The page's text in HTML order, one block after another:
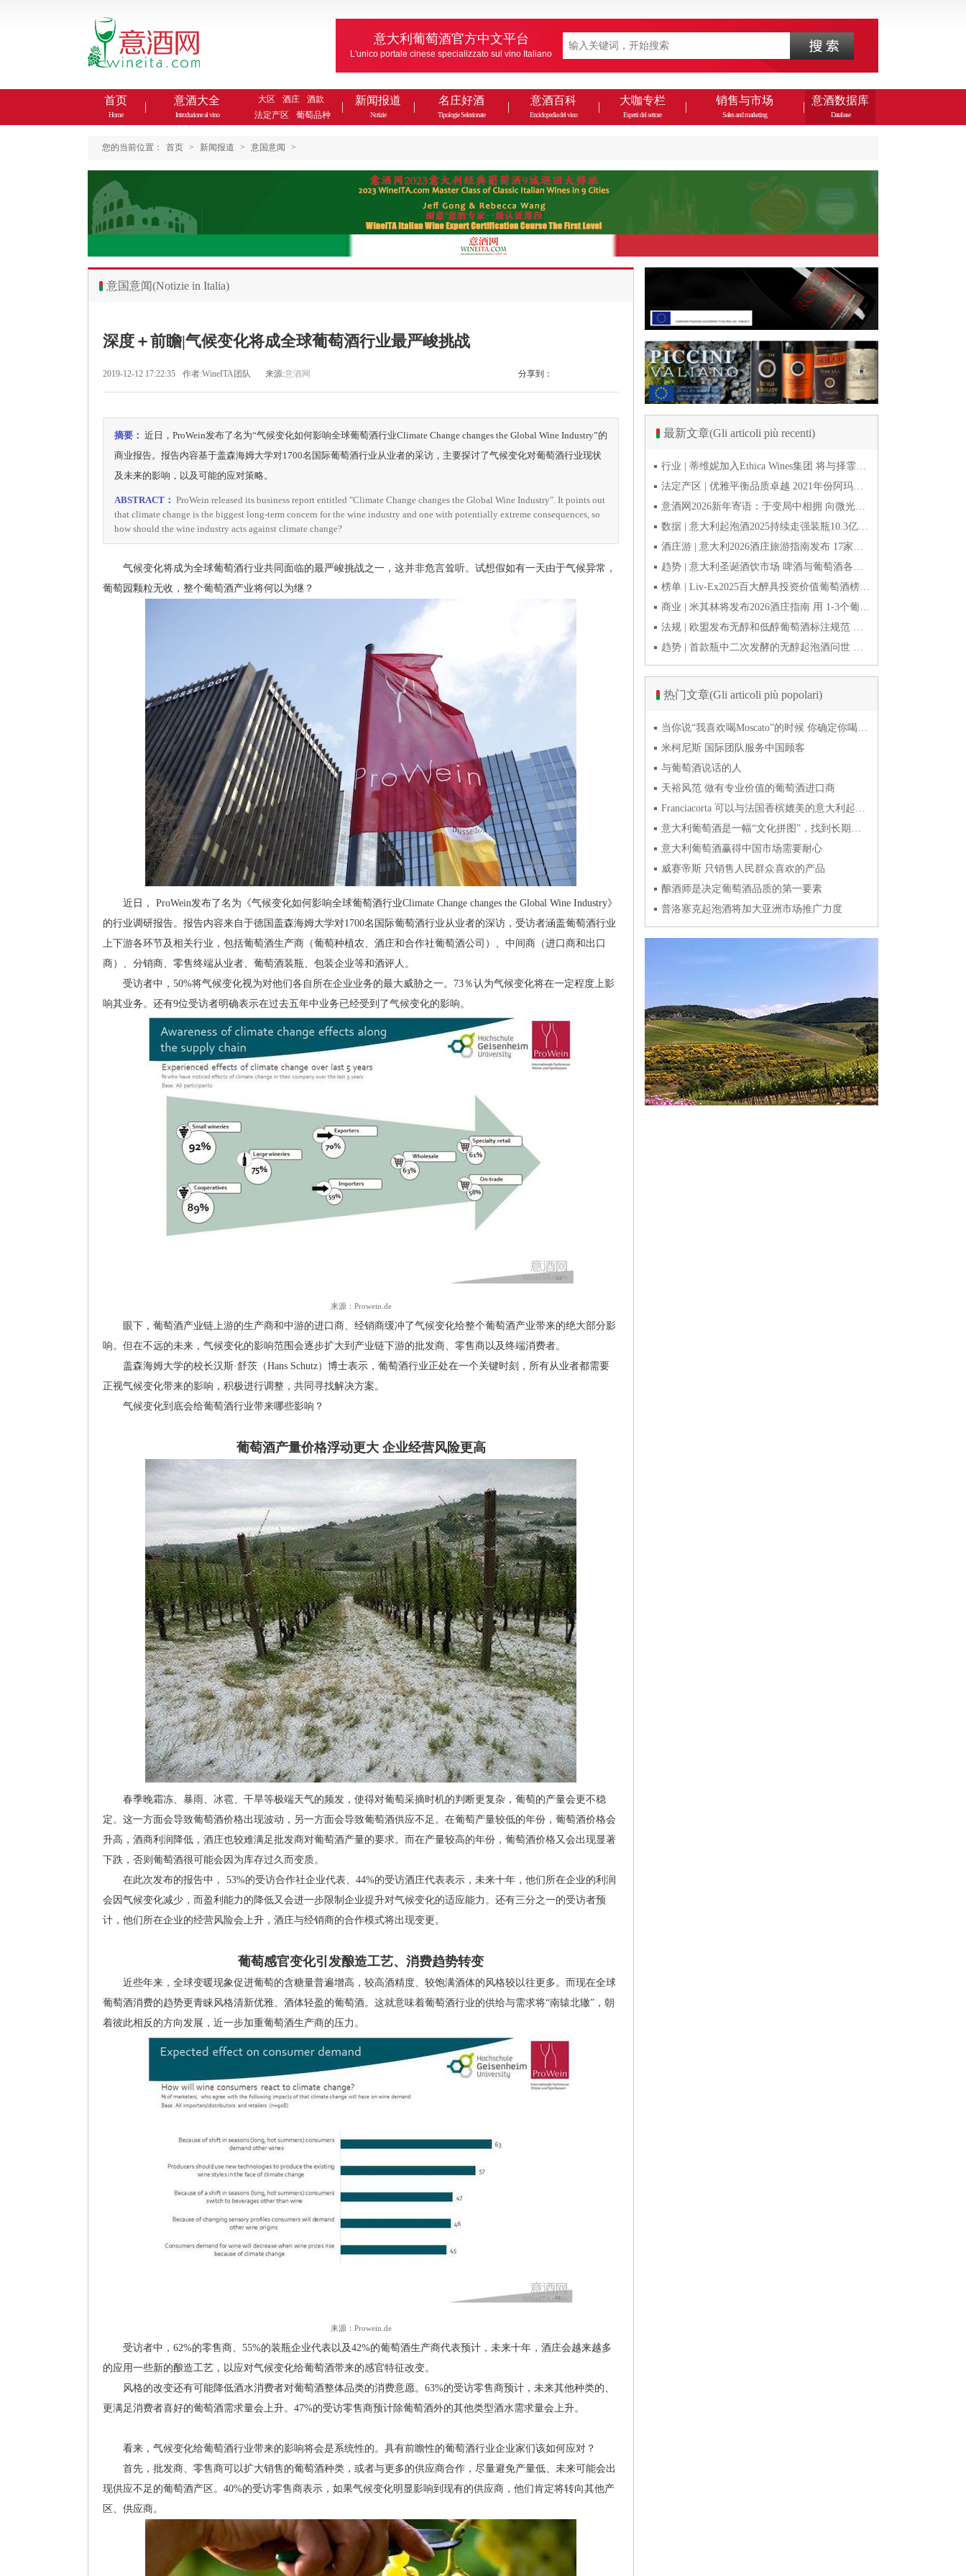
意大利葡萄酒官方中文平台
L'unico portale cinese specializzato sul vino Italiano
首页
Home
意酒大全
Introduzione al vino
大区 酒庄
酒款
法定产区
葡萄品种
新闻报道
Notizie
名庄好酒
Tipologie Selezionate
意酒百科
Enciclopedia del vino
大咖专栏
Esperti del settore
销售与市场
Sales and marketing
意酒数据库
Database
您的当前位置： 首页 > 新闻报道 > 意国意闻 >
意国意闻(Notizie in Italia)
深度＋前瞻|气候变化将成全球葡萄酒行业最严峻挑战
2019-12-12 17:22:35 作者:WineITA团队 来源:意酒网 分享到：
摘要： 近日，ProWein发布了名为“气候变化如何影响全球葡萄酒行业Climate Change changes the Global Wine Industry”的
商业报告。报告内容基于盖森海姆大学对1700名国际葡萄酒行业从业者的采访，主要探讨了气候变化对葡萄酒行业现状
及未来的影响，以及可能的应对策略。
ABSTRACT： ProWein released its business report entitled "Climate Change changes the Global Wine Industry". It points out
that climate change is the biggest long-term concern for the wine industry and one with potentially extreme consequences, so
how should the wine industry acts against climate change?
气候变化将成为全球葡萄酒行业共同面临的最严峻挑战之一，这并非危言耸听。试想假如有一天由于气候异常，
葡萄园颗粒无收，整个葡萄酒产业将何以为继？
近日， ProWein发布了名为《气候变化如何影响全球葡萄酒行业Climate Change changes the Global Wine Industry》
的行业调研报告。报告内容来自于德国盖森海姆大学对1700名国际葡萄酒行业从业者的深访，受访者涵盖葡萄酒行业
上下游各环节及相关行业，包括葡萄酒生产商（葡萄种植农、酒庄和合作社葡萄酒公司）、中间商（进口商和出口
商）、分销商、零售终端从业者、葡萄酒装瓶、包装企业等和酒评人。
受访者中，50%将气候变化视为对他们各自所在企业业务的最大威胁之一。73％认为气候变化将在一定程度上影
响其业务。还有9位受访者明确表示在过去五年中业务已经受到了气候变化的影响。
来源：Prowein.de
眼下，葡萄酒产业链上游的生产商和中游的进口商、经销商缓冲了气候变化给整个葡萄酒产业带来的绝大部分影
响。但在不远的未来，气候变化的影响范围会逐步扩大到产业链下游的批发商、零售商以及终端消费者。
盖森海姆大学的校长汉斯·舒茨（Hans Schutz）博士表示，葡萄酒行业正处在一个关键时刻，所有从业者都需要
正视气候变化带来的影响，积极进行调整，共同寻找解决方案。
气候变化到底会给葡萄酒行业带来哪些影响？
葡萄酒产量价格浮动更大 企业经营风险更高
春季晚霜冻、暴雨、冰雹、干旱等极端天气的频发，使得对葡萄采摘时机的判断更复杂，葡萄的产量会更不稳
定。这一方面会导致葡萄酒价格出现波动，另一方面会导致葡萄酒供应不足。在葡萄产量较低的年份，葡萄酒价格会
升高，酒商利润降低，酒庄也较难满足批发商对葡萄酒产量的要求。而在产量较高的年份，葡萄酒价格又会出现显著
下跌，否则葡萄酒很可能会因为库存过久而变质。
在此次发布的报告中， 53%的受访合作社企业代表、44%的受访酒庄代表表示，未来十年，他们所在企业的利润
会因气候变化减少，而盈利能力的降低又会进一步限制企业提升对气候变化的适应能力。还有三分之一的受访者预
计，他们所在企业的经营风险会上升，酒庄与经销商的合作模式将出现变更。
葡萄感官变化引发酿造工艺、消费趋势转变
近些年来，全球变暖现象促进葡萄的含糖量普遍增高，较高酒精度、较饱满酒体的风格较以往更多。而现在全球
葡萄酒消费的趋势更青睐风格清新优雅、酒体轻盈的葡萄酒。这就意味着葡萄酒行业的供给与需求将“南辕北辙”，朝
着彼此相反的方向发展，近一步加重葡萄酒生产商的压力。
来源：Prowein.de
受访者中，62%的零售商、55%的装瓶企业代表以及42%的葡萄酒生产商代表预计，未来十年，酒庄会越来越多
的应用一些新的酿造工艺，以应对气候变化给葡萄酒带来的感官特征改变。
风格的改变还有可能降低酒水消费者对葡萄酒整体品类的消费意愿。63%的受访零售商预计，未来其他种类的、
更满足消费者喜好的葡萄酒需求量会上升。47%的受访零售商预计除葡萄酒外的其他类型酒水需求量会上升。
看来，气候变化给葡萄酒行业带来的影响将会是系统性的。具有前瞻性的葡萄酒行业企业家们该如何应对？
首先，批发商、零售商可以扩大销售的葡萄酒种类，或者与更多的供应商合作，尽量避免产量低、未来可能会出
现供应不足的葡萄酒产区。40%的受访零售商表示，如果气候变化明显影响到现有的供应商，他们肯定将转向其他产
区、供应商。
最新文章(Gli articoli più recenti)
行业 | 蒂维妮加入Ethica Wines集团 将与择霏罗共拓中国市场
法定产区 | 优雅平衡品质卓越 2021年份阿玛罗尼Amarone全球预品会落幕
意酒网2026新年寄语：于变局中相拥 向微光而前行
数据 | 意大利起泡酒2025持续走强装瓶10.3亿瓶 普罗塞克风靡全球
酒庄游 | 意大利2026酒庄旅游指南发布 17家葡萄酒博物馆别错过
趋势 | 意大利圣诞酒饮市场 啤酒与葡萄酒各自精彩
榜单 | Liv-Ex2025百大醉具投资价值葡萄酒榜单发布 20款意酒入选
商业 | 米其林将发布2026酒庄指南 用 1-3个葡萄串为部分酒庄评级
法规 | 欧盟发布无醇和低醇葡萄酒标注规范 无醇酒可以被种出来吗
趋势 | 首款瓶中二次发酵的无醇起泡酒问世 意大利酿酒师用特种酵母开创历史
热门文章(Gli articoli più popolari)
当你说“我喜欢喝Moscato”的时候 你确定你喝的到底是什么吗？
米柯尼斯 国际团队服务中国顾客
与葡萄酒说话的人
天裕风范 做有专业价值的葡萄酒进口商
Franciacorta 可以与法国香槟媲美的意大利起泡酒
意大利葡萄酒是一幅“文化拼图”，找到长期合作伙伴最具挑战
意大利葡萄酒赢得中国市场需要耐心
威赛帝斯 只销售人民群众喜欢的产品
酿酒师是决定葡萄酒品质的第一要素
普洛塞克起泡酒将加大亚洲市场推广力度